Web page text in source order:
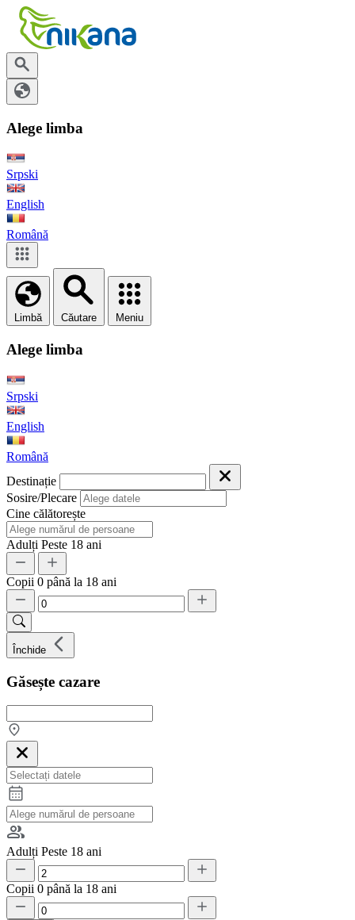
Alege limba
Srpski
English
Română
Limbă Căutare Meniu
Alege limba
Srpski
English
Română
Destinație
Sosire/Plecare
Cine călătorește
Adulți Peste 18 ani
Copii 0 până la 18 ani
Închide
Găsește cazare
Adulți Peste 18 ani
Copii 0 până la 18 ani